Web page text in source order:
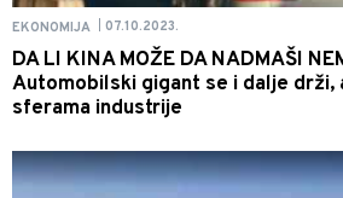
EKONOMIJA 07.10.2023.
DA LI KINA MOŽE DA NADMAŠI
Automobilski gigant se i dalje drži,
sferama industrije